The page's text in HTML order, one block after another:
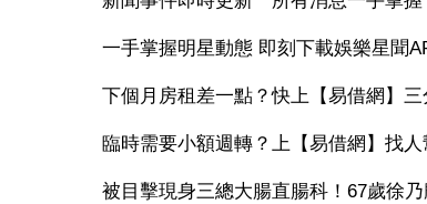
一手掌握明星動態 即刻下載娛樂星聞
下個月房租差一點？快上【易借網】
臨時需要小額週轉？上【易借網】找
被目擊現身三總大腸直腸科！67歲徐